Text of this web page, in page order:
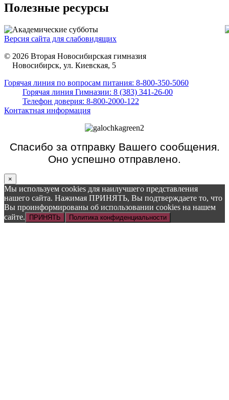
Полезные ресурсы
Версия сайта для слабовидящих
© 2026 Вторая Новосибирская гимназия
Новосибирск, ул. Киевская, 5
Горячая линия по вопросам питания: 8-800-350-5060
Горячая линия Гимназии: 8 (383) 341-26-00
Телефон доверия: 8-800-2000-122
Контактная информация
Спасибо за отправку Вашего сообщения.
Оно успешно отправлено.
×
Мы используем cookies для наилучшего представления
нашего сайта. Нажимая ПРИНЯТЬ, Вы подтверждаете то, что
Вы проинформированы об использовании cookies на нашем
сайте.
ПРИНЯТЬ Политика конфиденциальности